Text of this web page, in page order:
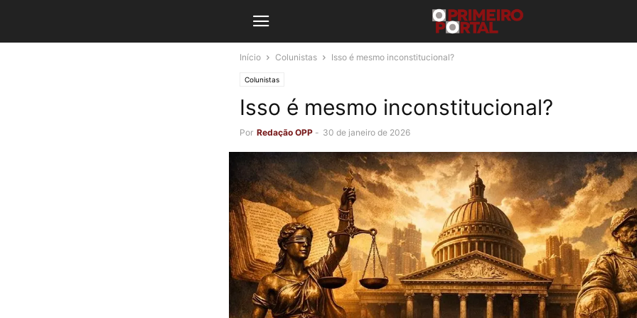
Início Colunistas Isso é mesmo inconstitucional?
Colunistas
Isso é mesmo inconstitucional?
Por Redação OPP - 30 de janeiro de 2026